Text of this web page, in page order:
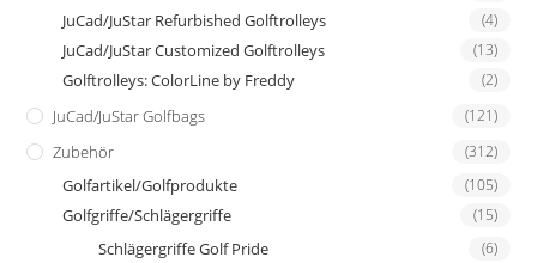
JuCad/JuStar Refurbished Golftrolleys
(4)
JuCad/JuStar Customized Golftrolleys (13)
Golftrolleys: ColorLine by Freddy (2)
JuCad/JuStar Golfbags (121)
Zubehör (312)
Golfartikel/Golfprodukte (105)
Golfgriffe/Schlägergriffe (15)
Schlägergriffe Golf Pride (6)